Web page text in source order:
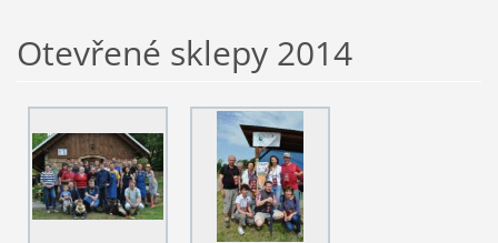
Otevřené sklepy 2014